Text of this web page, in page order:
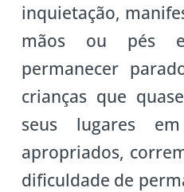
inquietação,
mãos ou pés
permanecer
crianças que
seus lugares
apropriados,
dificuldade de